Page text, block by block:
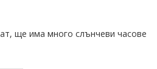
ще има много слънчеви часове